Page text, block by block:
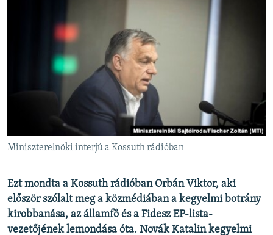
A PÉNZ NYOMÁBAN
EURÓPAI UNIÓ
KLÍMAVÁLTOZÁS
A MÚLT TANULSÁGAI
Valamennyi RFE/RL weboldal
Miniszterelnöki interjú a Kossuth rádióban
Ezt mondta a Kossuth rádióban Orbán Viktor, aki
először szólalt meg a közmédiában a kegyelmi botrány
kirobbanása, az államfő és a Fidesz EP-lista-
vezetőjének lemondása óta. Novák Katalin kegyelmi